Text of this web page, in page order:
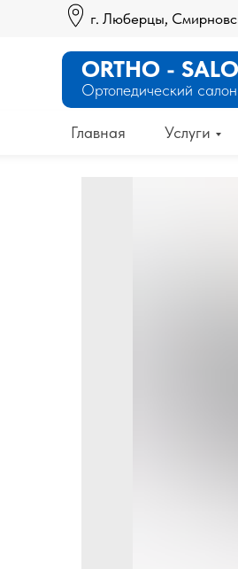
г. Люберцы,
Главная
Ортопедический салон
ORTHO -
Услуги